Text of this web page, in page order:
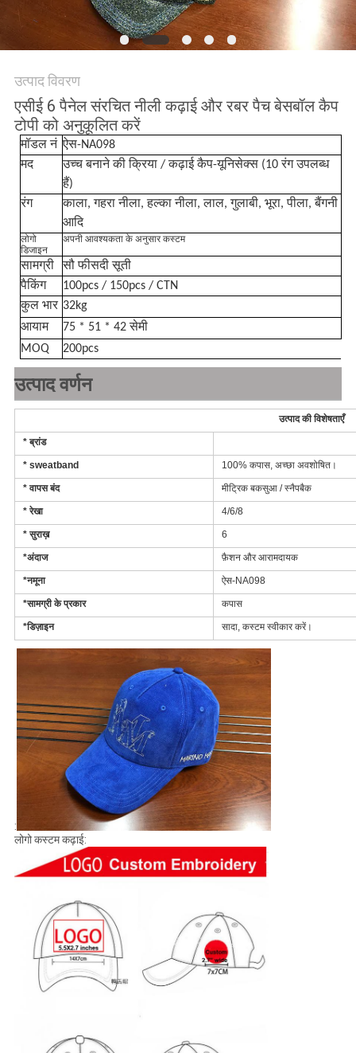
उत्पाद विवरण
एसीई 6 पैनेल संरचित नीली कढ़ाई और रबर पैच बेसबॉल कैप
टोपी को अनुकूलित करें
मॉडल नं ऐस-NA098
मद
उच्च बनाने की क्रिया / कढ़ाई कैप-यूनिसेक्स (10 रंग उपलब्ध
हैं)
रंग
काला, गहरा नीला, हल्का नीला, लाल, गुलाबी, भूरा, पीला, बैंगनी
आदि
लोगो
डिजाइन
अपनी आवश्यकता के अनुसार कस्टम
सामग्री
सौ फीसदी सूती
पैकिंग
100pcs / 150pcs / CTN
कुल भार 32kg
आयाम
75 * 51 * 42 सेमी
MOQ
200pcs
उत्पाद वर्णन
उत्पाद की विशेषताएँ
* ब्रांड
* sweatband 100% कपास, अच्छा अवशोषित।
* वापस बंद मीट्रिक बकसुआ / स्नैपबैक
* रेखा 4/6/8
* सुराख़ 6
*अंदाज फ़ैशन और आरामदायक
*नमूना ऐस-NA098
*सामग्री के प्रकार कपास
*डिज़ाइन सादा, कस्टम स्वीकार करें।
:
लोगो कस्टम कढ़ाई: